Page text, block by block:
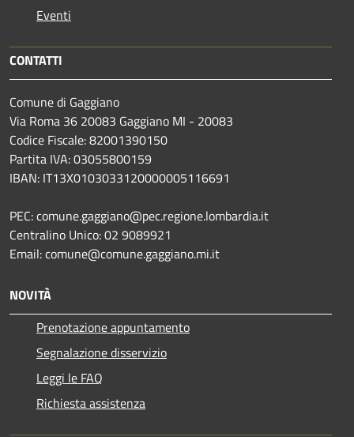
Eventi
CONTATTI
Comune di Gaggiano
Via Roma 36 20083 Gaggiano MI - 20083
Codice Fiscale: 82001390150
Partita IVA: 03055800159
IBAN: IT13X0103033120000005116691
PEC: comune.gaggiano@pec.regione.lombardia.it
Centralino Unico: 02 9089921
Email: comune@comune.gaggiano.mi.it
NOVITÀ
Prenotazione appuntamento
Segnalazione disservizio
Leggi le FAQ
Richiesta assistenza